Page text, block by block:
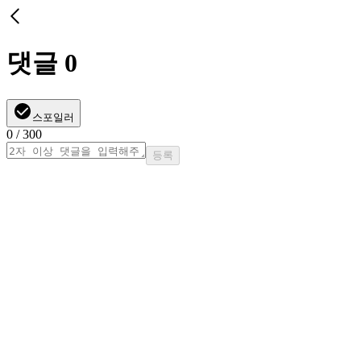
댓글 0
스포일러
0 / 300
등록